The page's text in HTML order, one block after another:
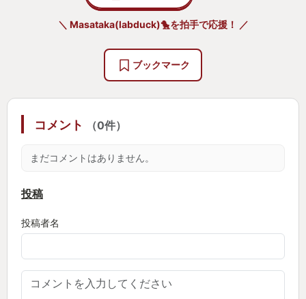
＼ Masataka(labduck)🐤を拍手で応援！ ／
ブックマーク
コメント （0件）
まだコメントはありません。
投稿
投稿者名